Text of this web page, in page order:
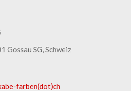
Gossau SG, Schweiz
​farben(dot)ch